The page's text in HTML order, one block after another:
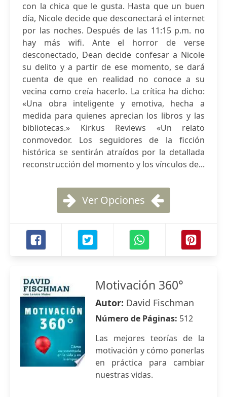
con la chica que le gusta. Hasta que un buen
día, Nicole decide que desconectará el internet
por las noches. Después de las 11:15 p.m. no
hay más wifi. Ante el horror de verse
desconectado, Dean decide confesar a Nicole
su delito y a partir de ese momento, se dará
cuenta de que en realidad no conoce a su
vecina como creía hacerlo. La crítica ha dicho:
«Una obra inteligente y emotiva, hecha a
medida para quienes aprecian los libros y las
bibliotecas.» Kirkus Reviews «Un relato
conmovedor. Los seguidores de la ficción
histórica se sentirán atraídos por la detallada
reconstrucción del momento y los vínculos de...
Ver Opciones
Motivación 360°
Autor: David Fischman
Número de Páginas: 512
Las mejores teorías de la
motivación y cómo ponerlas
en práctica para cambiar
nuestras vidas.